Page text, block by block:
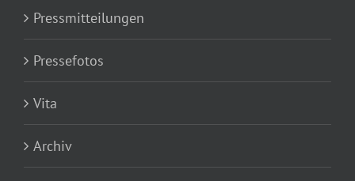
Pressmitteilungen
Pressefotos
Vita
Archiv